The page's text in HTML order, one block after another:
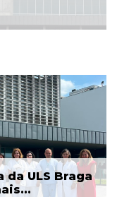
ULS Braga